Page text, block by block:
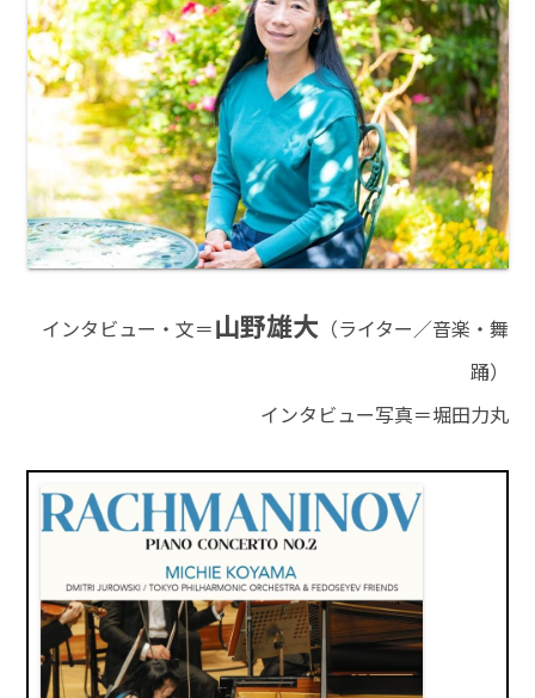
インタビュー・文＝山野雄大（ライター／音楽・舞
踊）
インタビュー写真＝堀田力丸